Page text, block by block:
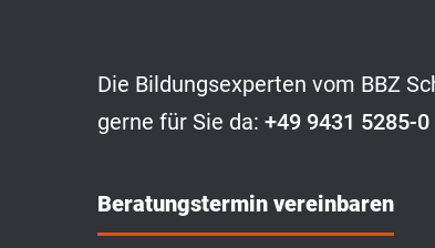
Die Bildungsexperten vom BBZ
gerne für Sie da: +49 9431 5285-0
Beratungstermin vereinbaren